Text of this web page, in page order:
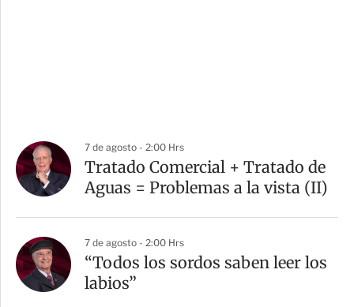
7 de agosto - 2:00 Hrs
Tratado Comercial + Tratado de
Aguas = Problemas a la vista (II)
7 de agosto - 2:00 Hrs
“Todos los sordos saben leer los
labios”